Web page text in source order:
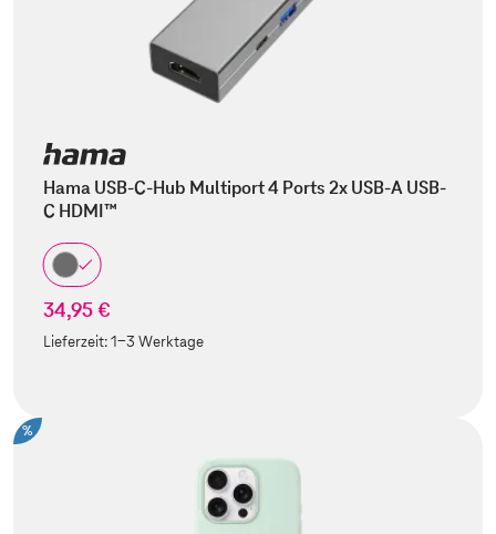
Hama USB-C-Hub Multiport 4 Ports 2x USB-A USB-
C HDMI™
34,95 €
Lieferzeit:1-3 Werktage
%